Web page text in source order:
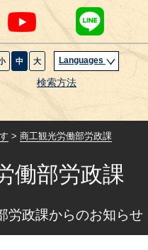
中 大 Languages
検索方法
ント
ジネス
> 商工観光労働部労政課
働部労政課
労政課からのお知らせ